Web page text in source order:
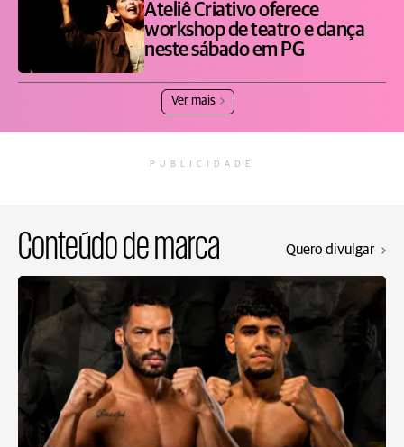
Ateliê Criativo oferece
workshop de teatro e dança
neste sábado em PG
Ver mais
PUBLICIDADE
Conteúdo de marca Quero divulgar